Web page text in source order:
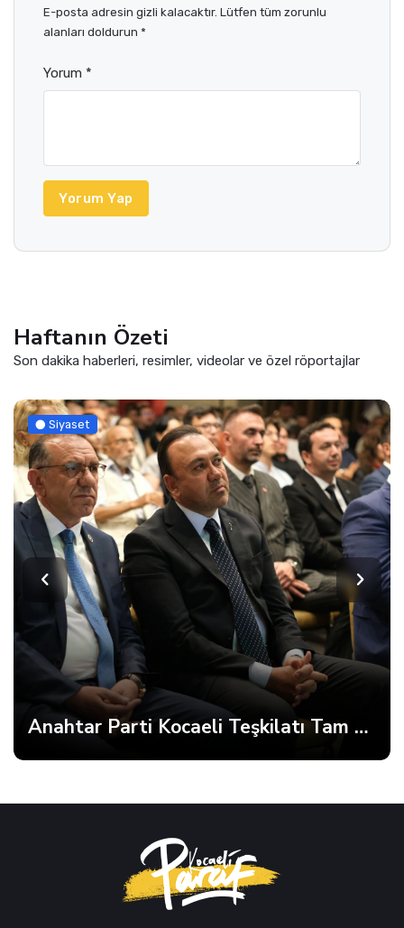
E-posta adresin gizli kalacaktır. Lütfen tüm zorunlu
alanları doldurun *
Yorum *
Yorum Yap
Haftanın Özeti
Son dakika haberleri, resimler, videolar ve özel röportajlar
Siyaset
Anahtar Parti Kocaeli Teşkilatı Tam Kadro Toplandı